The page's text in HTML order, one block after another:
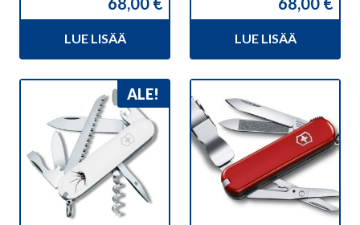
LUE LISÄÄ LUE LISÄÄ
ALE!